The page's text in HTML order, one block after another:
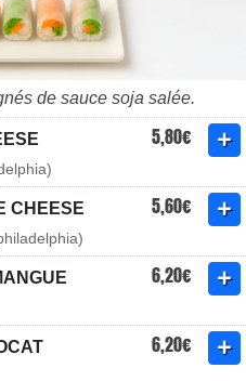
de sauce soja salée.
5,80€
CHEESE 5,60€
6,20€
6,20€